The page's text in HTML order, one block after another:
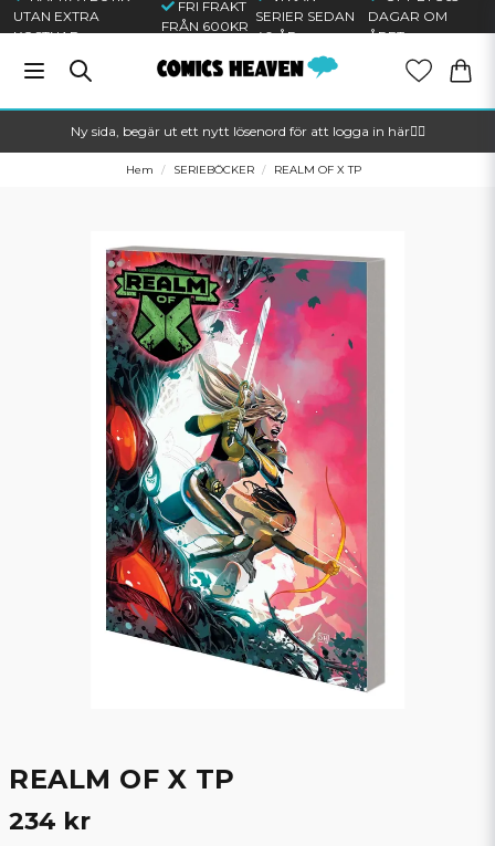
UTAN EXTRA
KOSTNAD
FRI FRAKT
FRÅN 600KR
SERIER SEDAN
40 ÅR
DAGAR OM
ÅRET
Ny sida, begär ut ett nytt lösenord för att logga in här🦸‍♂️
Hem SERIEBÖCKER REALM OF X TP
REALM OF X TP
234 kr